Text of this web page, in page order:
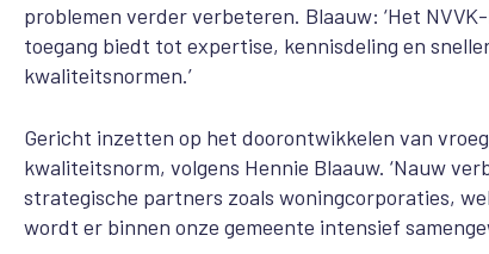
problemen verder verbeteren. Blaauw: ‘Het
toegang biedt tot expertise, kennisdeling en
kwaliteitsnormen.’
Gericht inzetten op het doorontwikkelen van
kwaliteitsnorm, volgens Hennie Blaauw. ‘Nauw
strategische partners zoals woningcorporaties,
wordt er binnen onze gemeente intensief